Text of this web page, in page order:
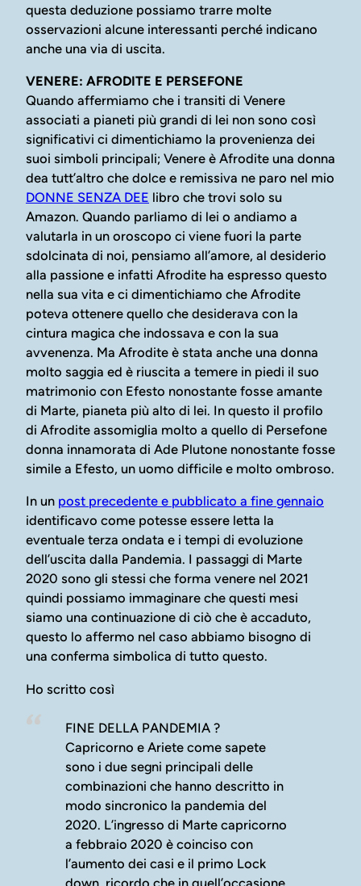
questa deduzione possiamo trarre molte
osservazioni alcune interessanti perché indicano
anche una via di uscita.
VENERE: AFRODITE E PERSEFONE
Quando affermiamo che i transiti di Venere
associati a pianeti più grandi di lei non sono così
significativi ci dimentichiamo la provenienza dei
suoi simboli principali; Venere è Afrodite una donna
dea tutt’altro che dolce e remissiva ne paro nel mio
DONNE SENZA DEE libro che trovi solo su
Amazon. Quando parliamo di lei o andiamo a
valutarla in un oroscopo ci viene fuori la parte
sdolcinata di noi, pensiamo all’amore, al desiderio
alla passione e infatti Afrodite ha espresso questo
nella sua vita e ci dimentichiamo che Afrodite
poteva ottenere quello che desiderava con la
cintura magica che indossava e con la sua
avvenenza. Ma Afrodite è stata anche una donna
molto saggia ed è riuscita a temere in piedi il suo
matrimonio con Efesto nonostante fosse amante
di Marte, pianeta più alto di lei. In questo il profilo
di Afrodite assomiglia molto a quello di Persefone
donna innamorata di Ade Plutone nonostante fosse
simile a Efesto, un uomo difficile e molto ombroso.
In un post precedente e pubblicato a fine gennaio
identificavo come potesse essere letta la
eventuale terza ondata e i tempi di evoluzione
dell’uscita dalla Pandemia. I passaggi di Marte
2020 sono gli stessi che forma venere nel 2021
quindi possiamo immaginare che questi mesi
siamo una continuazione di ciò che è accaduto,
questo lo affermo nel caso abbiamo bisogno di
una conferma simbolica di tutto questo.
Ho scritto così
FINE DELLA PANDEMIA ?
Capricorno e Ariete come sapete
sono i due segni principali delle
combinazioni che hanno descritto in
modo sincronico la pandemia del
2020. L’ingresso di Marte capricorno
a febbraio 2020 è coinciso con
l’aumento dei casi e il primo Lock